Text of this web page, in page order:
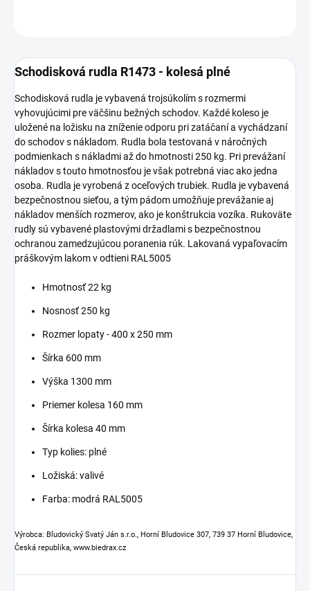
Schodisková rudla R1473 - kolesá plné
Schodisková rudla je vybavená trojsúkolím s rozmermi
vyhovujúcimi pre väčšinu bežných schodov. Každé koleso je
uložené na ložisku na zníženie odporu pri zatáčaní a vychádzaní
do schodov s nákladom. Rudla bola testovaná v náročných
podmienkach s nákladmi až do hmotnosti 250 kg. Pri prevážaní
nákladov s touto hmotnosťou je však potrebná viac ako jedna
osoba. Rudla je vyrobená z oceľových trubiek. Rudla je vybavená
bezpečnostnou sieťou, a tým pádom umožňuje prevážanie aj
nákladov menších rozmerov, ako je konštrukcia vozíka. Rukoväte
rudly sú vybavené plastovými držadlami s bezpečnostnou
ochranou zamedzujúcou poranenia rúk. Lakovaná vypaľovacím
práškovým lakom v odtieni RAL5005
Hmotnosť 22 kg
Nosnosť 250 kg
Rozmer lopaty - 400 x 250 mm
Šírka 600 mm
Výška 1300 mm
Priemer kolesa 160 mm
Šírka kolesa 40 mm
Typ kolies: plné
Ložiská: valivé
Farba: modrá RAL5005
Výrobca: Bludovický Svatý Ján s.r.o., Horní Bludovice 307, 739 37 Horní Bludovice,
Česká republika, www.biedrax.cz